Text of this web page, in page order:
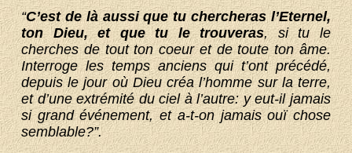
“C’est de là aussi que tu chercheras l’Eternel,
ton Dieu, et que tu le trouveras, si tu le
cherches de tout ton coeur et de toute ton âme.
Interroge les temps anciens qui t’ont précédé,
depuis le jour où Dieu créa l’homme sur la terre,
et d’une extrémité du ciel à l’autre: y eut-il jamais
si grand événement, et a-t-on jamais ouï chose
semblable?”.